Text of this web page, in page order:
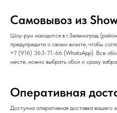
Самовывоз из
Шоу-рум находится в г.Зеленоград
предупредите о своем визите, чтобы
+7 (916) 363-71-66 (WhatsApp). Все
месте, можно выбрать обои и сразу
Оперативная
Доступна оперативная доставка вашего